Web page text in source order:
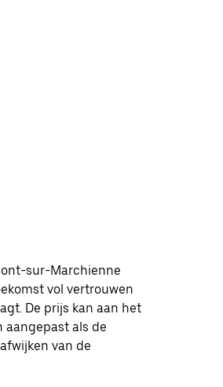
sur-Marchienne
vol vertrouwen
De prijs kan aan het
aangepast als de
van de